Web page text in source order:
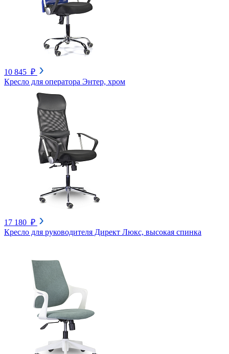
10 845 ₽
Кресло для оператора Энтер, хром
17 180 ₽
Кресло для руководителя Директ Люкс, высокая спинка